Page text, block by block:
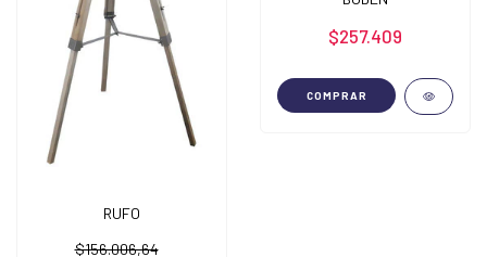
RUFO
$156.006,64
$257.409
COMPRAR